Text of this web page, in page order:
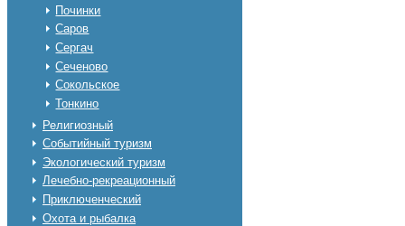
Починки
Саров
Сергач
Сеченово
Сокольское
Тонкино
Религиозный
Событийный туризм
Экологический туризм
Лечебно-рекреационный
Приключенческий
Охота и рыбалка